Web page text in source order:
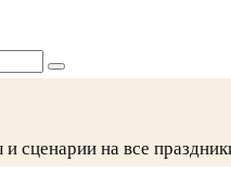
сценарии на все